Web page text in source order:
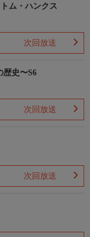
ム・ハンクス
次回放送
歴史〜S6
次回放送
次回放送